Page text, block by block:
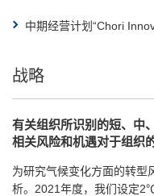
中期经营计划“Chori
战略
有关组织所识别的短、中
相关风险和机遇对于组织
为研究气候变化方面的转型
析。2021年度，我们设定